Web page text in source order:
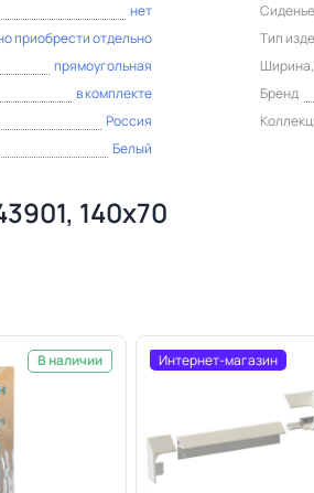
нет Сиденье
приобрести отдельно Тип
прямоугольная
в комплекте Бренд
Россия
Белый
140х70
В наличии Интернет-магазин